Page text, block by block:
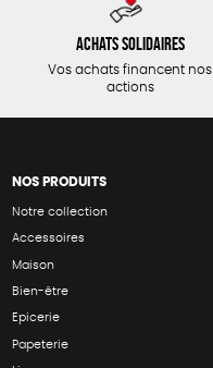
Achats solidaires
Vos achats financent nos
actions
NOS PRODUITS
Notre collection
Accessoires
Maison
Bien-être
Epicerie
Papeterie